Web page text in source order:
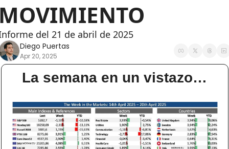
del 21 de abril de 2025
Diego Puertas
Apr 20, 2025
La semana en un vistazo…